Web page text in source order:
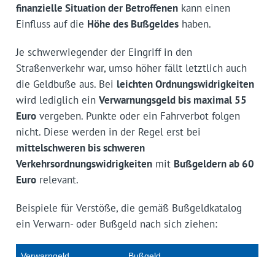
finanzielle Situation der Betroffenenkann einen
Einfluss auf die Höhe des Bußgeldeshaben.
Je schwerwiegender der Eingriff in den
Straßenverkehr war, umso höher fällt letztlich auch
die Geldbuße aus. Bei leichten Ordnungswidrigkeiten
wird lediglich ein Verwarnungsgeld bis maximal 55
Eurovergeben. Punkte oder ein Fahrverbot folgen
nicht. Diese werden in der Regel erst bei
mittelschweren bis schweren
Verkehrsordnungswidrigkeitenmit Bußgeldern ab 60
Eurorelevant.
Beispiele für Verstöße, die gemäß Bußgeldkatalog
ein Verwarn- oder Bußgeld nach sich ziehen: